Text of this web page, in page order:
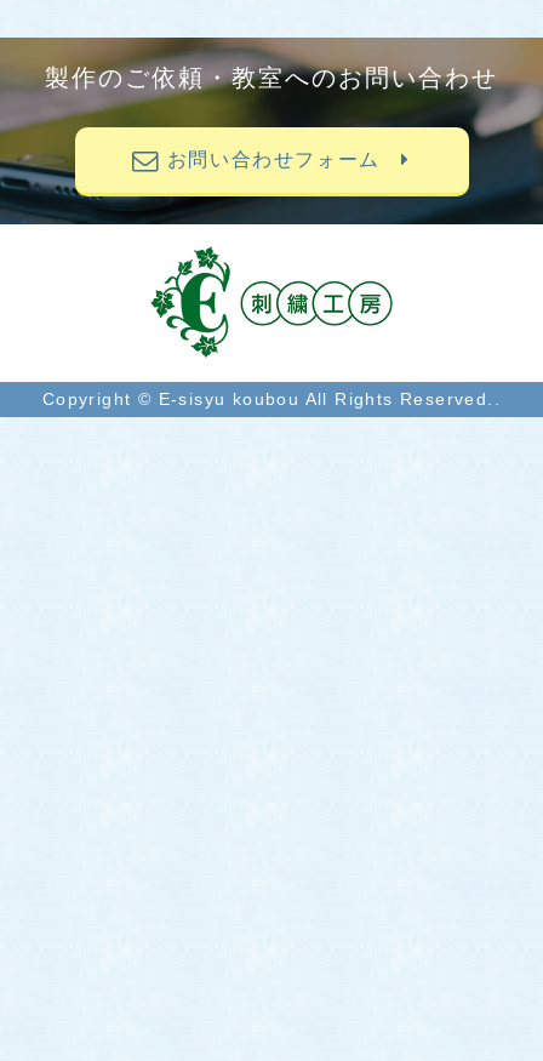
製作のご依頼・教室へのお問い合わせ
お問い合わせフォーム
Copyright © E-sisyu koubou All Rights Reserved..